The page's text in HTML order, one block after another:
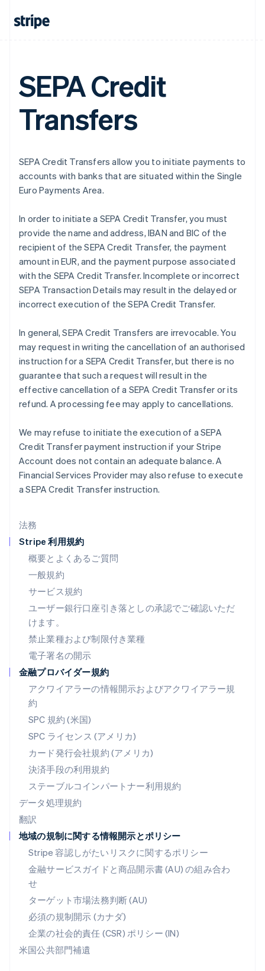
法務
Stripe 利用規約
概要とよくあるご質問
一般規約
サービス規約
ユーザー銀行口座引き落としの承認でご確認いただ
けます。
禁止業種および制限付き業種
電子署名の開示
金融プロバイダー規約
アクワイアラーの情報開示およびアクワイアラー規
約
SPC 規約 (米国)
SPC ライセンス (アメリカ)
カード発行会社規約 (アメリカ)
決済手段の利用規約
ステーブルコインパートナー利用規約
データ処理規約
翻訳
地域の規制に関する情報開示とポリシー
Stripe 容認しがたいリスクに関するポリシー
金融サービスガイドと商品開示書 (AU) の組み合わ
せ
ターゲット市場法務判断 (AU)
必須の規制開示 (カナダ)
企業の社会的責任 (CSR) ポリシー (IN)
米国公共部門補遺
SEPA Credit
Transfers
SEPA Credit Transfers allow you to initiate payments to
accounts with banks that are situated within the Single
Euro Payments Area.
In order to initiate a SEPA Credit Transfer, you must
provide the name and address, IBAN and BIC of the
recipient of the SEPA Credit Transfer, the payment
amount in EUR, and the payment purpose associated
with the SEPA Credit Transfer. Incomplete or incorrect
SEPA Transaction Details may result in the delayed or
incorrect execution of the SEPA Credit Transfer.
In general, SEPA Credit Transfers are irrevocable. You
may request in writing the cancellation of an authorised
instruction for a SEPA Credit Transfer, but there is no
guarantee that such a request will result in the
effective cancellation of a SEPA Credit Transfer or its
refund. A processing fee may apply to cancellations.
We may refuse to initiate the execution of a SEPA
Credit Transfer payment instruction if your Stripe
Account does not contain an adequate balance. A
Financial Services Provider may also refuse to execute
a SEPA Credit Transfer instruction.
イギリス
インド
English
エストニア
English
オーストラリア
English
オランダ
Nederlands English
カナダ
キプロス
ギリシア
クロアチア
EnglishItaliano
ジブラルタル
English
スイス
DeutschFrançais Italiano English
スウェーデン
Svenska English
スペイン
スロバキア
スロベニア
EnglishItaliano
タイ
チェコ共和国
English
DeutschEnglish
ニュージーランド
English
ノルウェー
English
ハンガリー
フィンランド
EnglishSvenska
ブラジル
フランス
Français English
ブルガリア
ベルギー
Nederlands FrançaisDeutschEnglish
ポーランド
English
ポルトガル
Português English
English
English简体中文
メキシコ
Español English
ラトビア
English
リトアニア
English
リヒテンシュタイン
Deutsch English
English